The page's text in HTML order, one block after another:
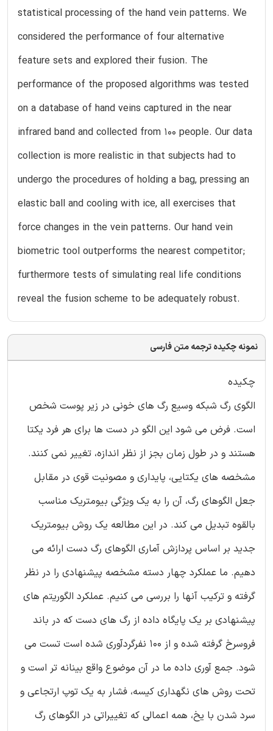
statistical processing of the hand vein patterns. We
considered the performance of four alternative
feature sets and explored their fusion. The
performance of the proposed algorithms was tested
on a database of hand veins captured in the near
infrared band and collected from 100 people. Our data
collection is more realistic in that subjects had to
undergo the procedures of holding a bag, pressing an
elastic ball and cooling with ice, all exercises that
force changes in the vein patterns. Our hand vein
biometric tool outperforms the nearest competitor;
furthermore tests of simulating real life conditions
reveal the fusion scheme to be adequately robust.
نمونه چکیده ترجمه متن فارسی
چکیده
الگوی رگ شبکه وسیع رگ های خونی در زیر پوست شخص
است. فرض می شود این الگو در دست ها برای هر فرد یکتا
هستند و در طول زمان بجز از نظر اندازه، تغییر نمی کنند.
مشخصه های یکتایی، پایداری و مصونیت قوی در مقابل
جعل الگوهای رگ، آن را به یک ویژگی بیومتریک مناسب
بالقوه تبدیل می کند. در این مطالعه یک روش بیومتریک
جدید بر اساس پردازش آماری الگوهای رگ دست ارائه می
دهیم. ما عملکرد چهار دسته مشخصه پیشنهادی را در نظر
گرفته و ترکیب آنها را بررسی می کنیم. عملکرد الگوریتم های
پیشنهادی بر یک پایگاه داده از رگ های دست که در باند
فروسرخ گرفته شده و از 100 نفرگردآوری شده است تست می
شود. جمع آوری داده ما در آن موضوع واقع بینانه تر است و
تحت روش های نگهداری کیسه، فشار به یک توپ ارتجاعی و
سرد شدن با یخ، همه اعمالی که تغییراتی در الگوهای رگ